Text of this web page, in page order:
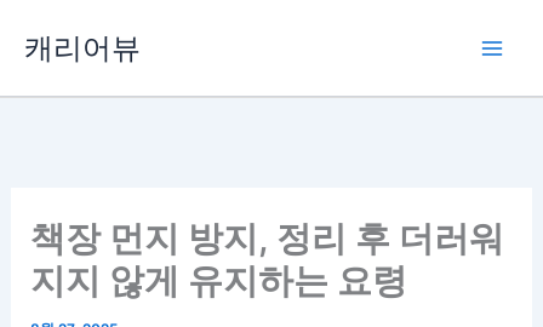
캐리어뷰
책장 먼지 방지, 정리 후 더러워
지지 않게 유지하는 요령